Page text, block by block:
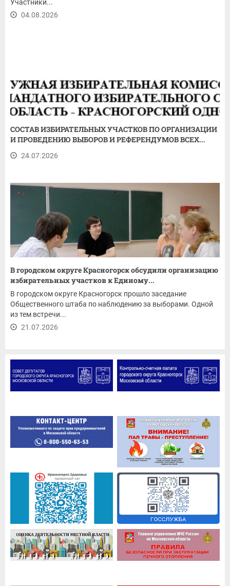
Участники...
04.08.2026
СОСТАВ ИЗБИРАТЕЛЬНЫХ УЧАСТКОВ ПО ОРГАНИЗАЦИИ
И ПРОВЕДЕНИЮ ВЫБОРОВ И РЕФЕРЕНДУМОВ ВСЕХ...
24.07.2026
В городском округе Красногорск обсудили организацию
избирательных участков к Единому...
В городском округе Красногорск прошло заседание
Общественного штаба по наблюдению за выборами. Одной
из тем встречи...
21.07.2026